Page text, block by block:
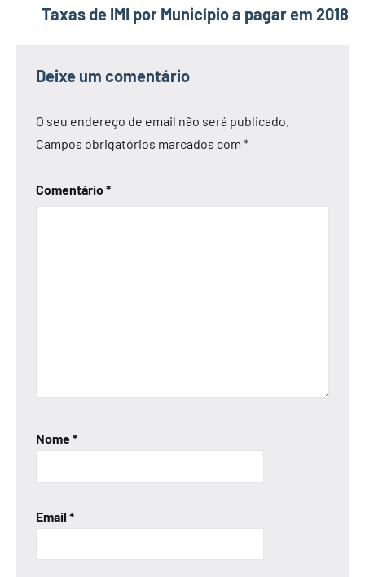
Taxas de IMI por Município a pagar em 2018
Deixe um comentário
O seu endereço de email não será publicado.
Campos obrigatórios marcados com *
Comentário*
Nome*
Email *